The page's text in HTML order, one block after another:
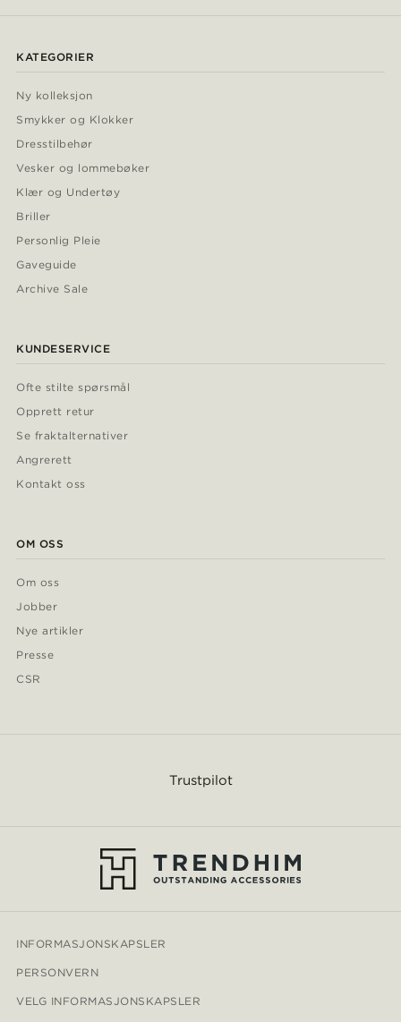
KATEGORIER
Ny kolleksjon
Smykker og Klokker
Dresstilbehør
Vesker og lommebøker
Klær og Undertøy
Briller
Personlig Pleie
Gaveguide
Archive Sale
KUNDESERVICE
Ofte stilte spørsmål
Opprett retur
Se fraktalternativer
Angrerett
Kontakt oss
OM OSS
Om oss
Jobber
Nye artikler
Presse
CSR
Trustpilot
INFORMASJONSKAPSLER
PERSONVERN
VELG INFORMASJONSKAPSLER